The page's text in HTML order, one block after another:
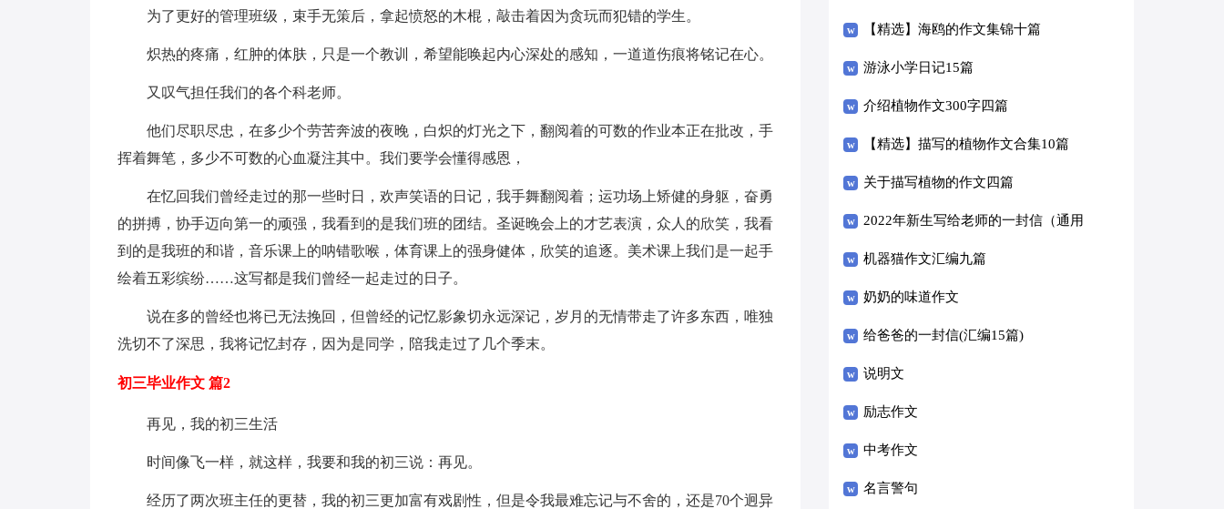
为了更好的管理班级，束手无策后，拿起愤怒的木棍，敲击着因为贪玩而犯错的学生。
炽热的疼痛，红肿的体肤，只是一个教训，希望能唤起内心深处的感知，一道道伤痕将铭记在心。
又叹气担任我们的各个科老师。
他们尽职尽忠，在多少个劳苦奔波的夜晚，白炽的灯光之下，翻阅着的可数的作业本正在批改，手
挥着舞笔，多少不可数的心血凝注其中。我们要学会懂得感恩，
在忆回我们曾经走过的那一些时日，欢声笑语的日记，我手舞翻阅着；运功场上矫健的身躯，奋勇
的拼搏，协手迈向第一的顽强，我看到的是我们班的团结。圣诞晚会上的才艺表演，众人的欣笑，我看
到的是我班的和谐，音乐课上的呐错歌喉，体育课上的强身健体，欣笑的追逐。美术课上我们是一起手
绘着五彩缤纷……这写都是我们曾经一起走过的日子。
说在多的曾经也将已无法挽回，但曾经的记忆影象切永远深记，岁月的无情带走了许多东西，唯独
洗切不了深思，我将记忆封存，因为是同学，陪我走过了几个季末。
初三毕业作文 篇2
再见，我的初三生活
时间像飞一样，就这样，我要和我的初三说：再见。
经历了两次班主任的更替，我的初三更加富有戏剧性，但是令我最难忘记与不舍的，还是70个迥异
【精选】海鸥的作文集锦十篇
游泳小学日记15篇
介绍植物作文300字四篇
【精选】描写的植物作文合集10篇
关于描写植物的作文四篇
2022年新生写给老师的一封信（通用
8篇）
机器猫作文汇编九篇
奶奶的味道作文
给爸爸的一封信(汇编15篇)
说明文
励志作文
中考作文
名言警句